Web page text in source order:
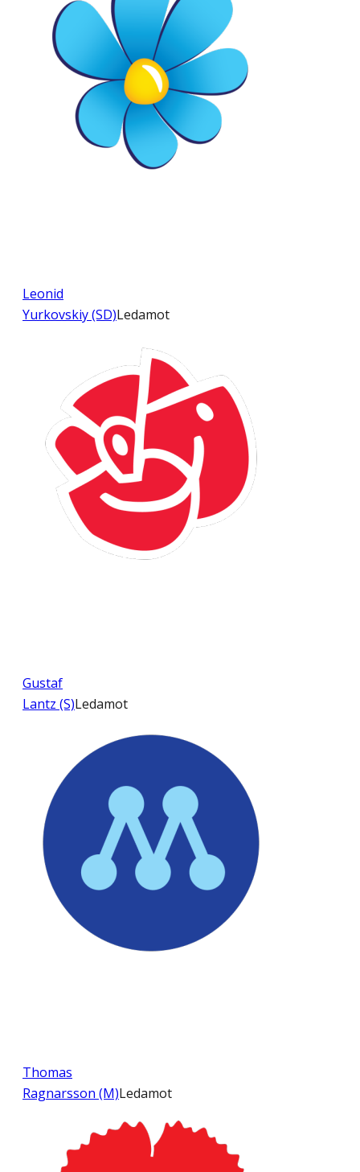
Leonid
Yurkovskiy (SD)Ledamot
Gustaf
Lantz (S)Ledamot
Thomas
Ragnarsson (M)Ledamot